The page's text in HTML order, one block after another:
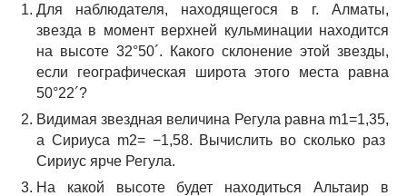
Для наблюдателя, находящегося в г. Алматы,
звезда в момент верхней кульминации находится
на высоте 32°50´. Какого склонение этой звезды,
если географическая широта этого места равна
50°22´?
Видимая звездная величина Регула равна m1=1,35,
а Сириуса m2= −1,58. Вычислить во сколько раз
Сириус ярче Регула.
На какой высоте будет находиться Альтаир в